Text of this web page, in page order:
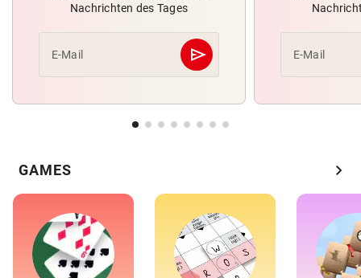
Nachrichten des Tages
E-Mail send
Abschicken E-Mail
GAMES chevron_right